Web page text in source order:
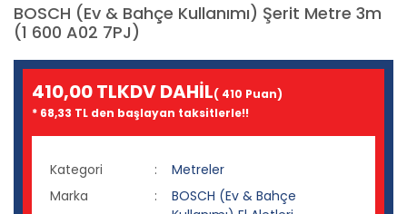
BOSCH (Ev & Bahçe Kullanımı) Şerit Metre 3m
(1 600 A02 7PJ)
410,00 TLKDV DAHİL( 410 Puan)
* 68,33 TL den başlayan taksitlerle!!
Kategori
Metreler
Marka
BOSCH (Ev & Bahçe